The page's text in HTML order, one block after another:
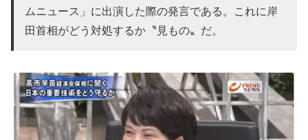
ムニュース」に出演した際の発言である。これに岸
田首相がどう対処するか〝見もの〟だ。